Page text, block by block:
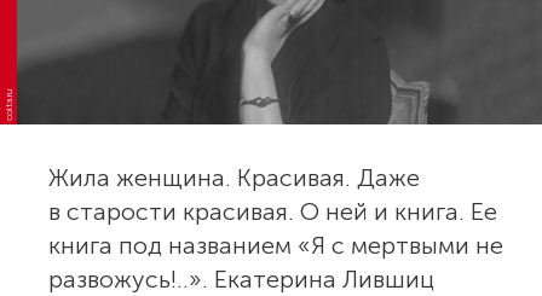
colta.ru
Жила женщина. Красивая. Даже
в старости красивая. О ней и книга. Ее
книга под названием «Я с мертвыми не
развожусь!..». Екатерина Лившиц